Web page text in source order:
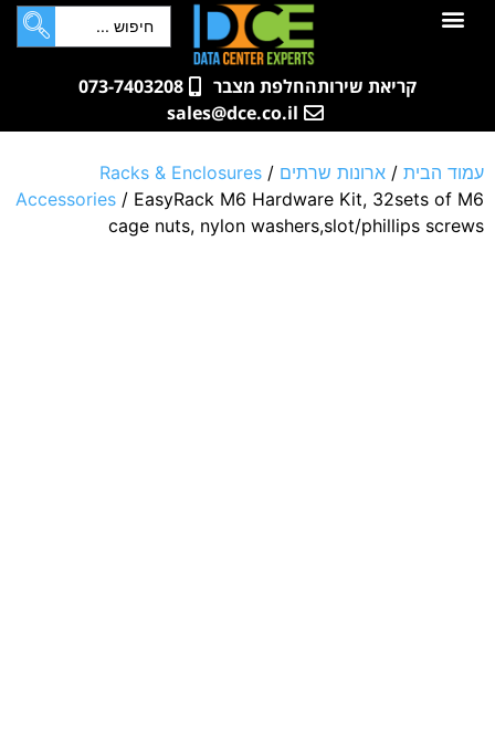
לתוכן
קריאת שירותהחלפת מצבר
073-7403208
sales@dce.co.il
עמוד הבית / ארונות שרתים /
Racks & Enclosures
Accessories / EasyRack M6 Hardware Kit, 32sets of M6
cage nuts, nylon washers,slot/phillips screws